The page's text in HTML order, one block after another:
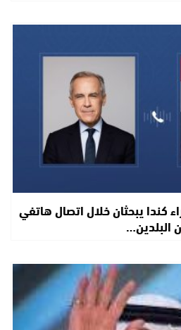
كندا يبحثان خلال اتصال هاتفي
البلدين…